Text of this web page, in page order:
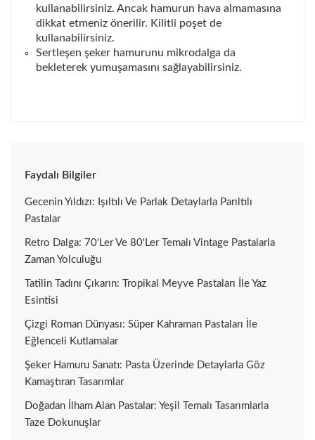
Faydalı Bilgiler
Gecenin Yıldızı: Işıltılı Ve Parlak Detaylarla Parıltılı
Pastalar
Retro Dalga: 70'ler Ve 80'ler Temalı Vintage Pastalarla
Zaman Yolculuğu
Tatilin Tadını Çıkarın: Tropikal Meyve Pastaları İle Yaz
Esintisi
Çizgi Roman Dünyası: Süper Kahraman Pastaları İle
Eğlenceli Kutlamalar
Şeker Hamuru Sanatı: Pasta Üzerinde Detaylarla Göz
Kamaştıran Tasarımlar
Doğadan İlham Alan Pastalar: Yeşil Temalı Tasarımlarla
Taze Dokunuşlar
kullanabilirsiniz. Ancak hamurun hava almamasına
dikkat etmeniz önerilir. Kilitli poşet de
kullanabilirsiniz.
Sertleşen şeker hamurunu mikrodalga da
bekleterek yumuşamasını sağlayabilirsiniz.